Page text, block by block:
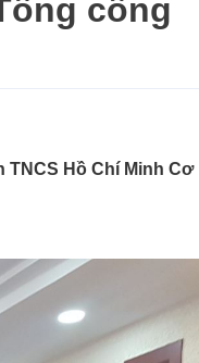
công
Hồ Chí Minh Cơ